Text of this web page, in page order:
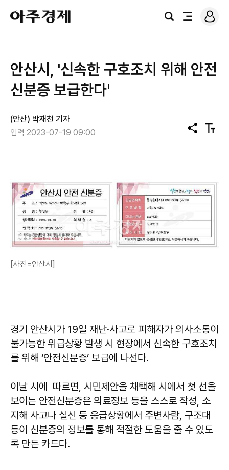
아
주
경
검
전
로
그
안산시, '신속한 구호조치 위해 안전
신분증 보급한다'
(안산) 박재천 기자
입력 2023-07-19 09:00
공
유
텍
스
[사진=안산시]
경기 안산시가 19일 재난·사고로 피해자가 의사소통이
불가능한 위급상황 발생 시 현장에서 신속한 구호조치
를 위해 ‘안전신분증’ 보급에 나선다.
이날 시에 따르면, 시민제안을 채택해 시에서 첫 선을
보이는 안전신분증은 의료정보 등을 스스로 작성, 소
지해 사고나 실신 등 응급상황에서 주변사람, 구조대
등이 신분증의 정보를 통해 적절한 도움을 줄 수 있도
록 만든 카드다.